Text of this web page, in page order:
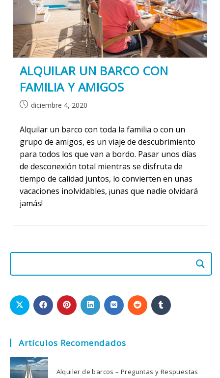
ALQUILAR UN BARCO CON
FAMILIA Y AMIGOS
Publicación
la
entrada:
diciembre 4, 2020
Alquilar un barco con toda la familia o con un
grupo de amigos, es un viaje de descubrimiento
para todos los que van a bordo. Pasar unos días
de desconexión total mientras se disfruta de
tiempo de calidad juntos, lo convierten en unas
vacaciones inolvidables, ¡unas que nadie olvidará
jamás!
Artículos Recomendados
Alquiler de barcos – Preguntas y Respuestas